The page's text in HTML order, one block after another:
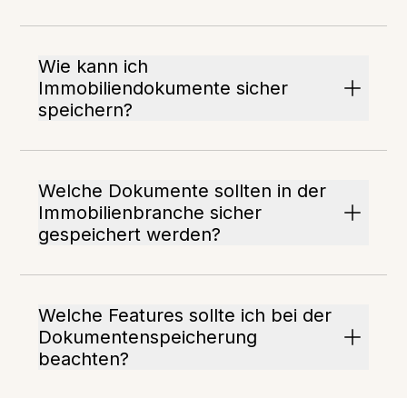
Wie kann ich
Immobiliendokumente sicher
speichern?
Welche Dokumente sollten in der
Immobilienbranche sicher
gespeichert werden?
Welche Features sollte ich bei der
Dokumentenspeicherung
beachten?